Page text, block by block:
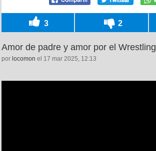
3 2
Amor de padre y amor por el Wrestling
por locomon el 17 mar 2025, 12:13